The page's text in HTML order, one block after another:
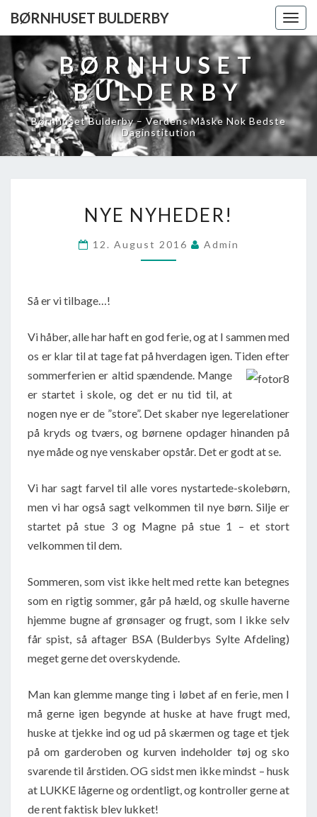
BØRNHUSET BULDERBY
BØRNHUSET
BULDERBY
Børnhuset Bulderby – Verdens Måske Nok Bedste
Daginstitution
NYHEDER!
NYE NYHEDER!
12. August 2016 Admin
Så er vi tilbage…!
Vi håber, alle har haft en god ferie, og at I sammen med
os er klar til at tage fat på hverdagen igen. Tiden efter
sommerferien er altid spændende. Mange
er startet i skole, og det er nu tid til, at
nogen nye er de ”store”. Det skaber nye legerelationer
på kryds og tværs, og børnene opdager hinanden på
nye måde og nye venskaber opstår. Det er godt at se.
Vi har sagt farvel til alle vores nystartede-skolebørn,
men vi har også sagt velkommen til nye børn. Silje er
startet på stue 3 og Magne på stue 1 – et stort
velkommen til dem.
Sommeren, som vist ikke helt med rette kan betegnes
som en rigtig sommer, går på hæld, og skulle haverne
hjemme bugne af grønsager og frugt, som I ikke selv
får spist, så aftager BSA (Bulderbys Sylte Afdeling)
meget gerne det overskydende.
Man kan glemme mange ting i løbet af en ferie, men I
må gerne igen begynde at huske at have frugt med,
huske at tjekke ind og ud på skærmen og tage et tjek
på om garderoben og kurven indeholder tøj og sko
svarende til årstiden. OG sidst men ikke mindst – husk
at LUKKE lågerne og ordentligt, og kontroller gerne at
de rent faktisk blev lukket!